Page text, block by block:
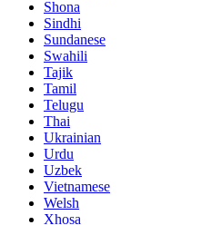
Shona
Sindhi
Sundanese
Swahili
Tajik
Tamil
Telugu
Thai
Ukrainian
Urdu
Uzbek
Vietnamese
Welsh
Xhosa